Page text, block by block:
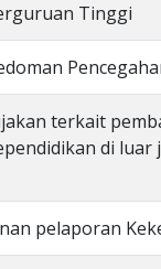
Tinggi
terkait
di
pelaporan